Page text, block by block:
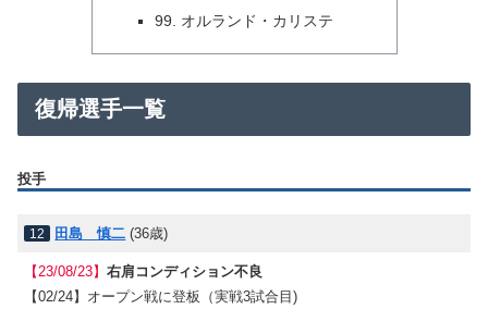
99. オルランド・カリステ
復帰選手一覧
投手
12 田島 慎二 (36歳)
【23/08/23】右肩コンディション不良
【02/24】 オープン戦に登板（実戦3試合目)